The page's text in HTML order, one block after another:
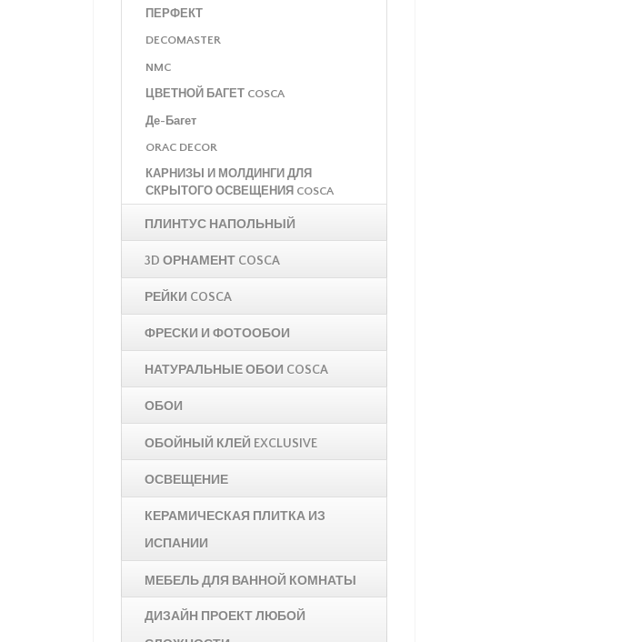
ПЕРФЕКТ
DECOMASTER
NMC
ЦВЕТНОЙ БАГЕТ COSCA
Де-Багет
ORAC DECOR
КАРНИЗЫ И МОЛДИНГИ ДЛЯ
СКРЫТОГО ОСВЕЩЕНИЯ COSCA
ПЛИНТУС НАПОЛЬНЫЙ
3D ОРНАМЕНТ COSCA
РЕЙКИ COSCA
ФРЕСКИ И ФОТООБОИ
НАТУРАЛЬНЫЕ ОБОИ COSCA
ОБОИ
ОБОЙНЫЙ КЛЕЙ EXCLUSIVE
ОСВЕЩЕНИЕ
КЕРАМИЧЕСКАЯ ПЛИТКА ИЗ
ИСПАНИИ
МЕБЕЛЬ ДЛЯ ВАННОЙ КОМНАТЫ
ДИЗАЙН ПРОЕКТ ЛЮБОЙ